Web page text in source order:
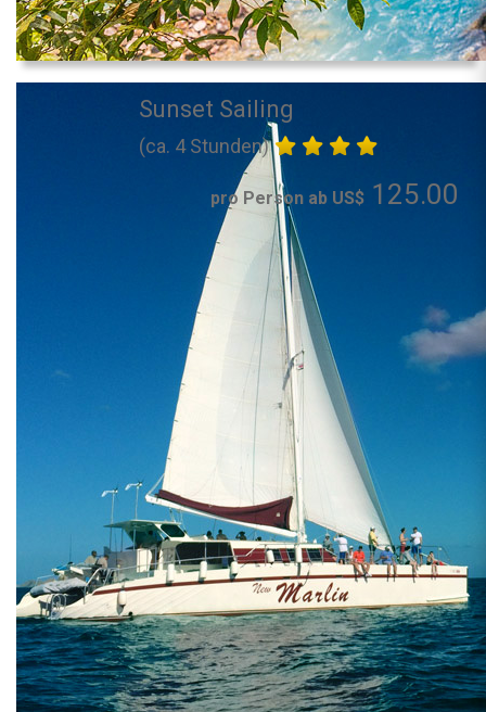
Sunset Sailing
(ca. 4 Stunden)
pro Person ab US$ 125.00